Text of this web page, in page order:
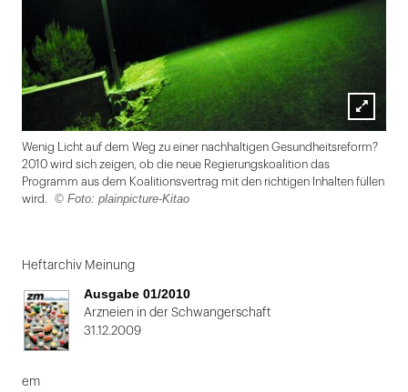
Lightbox
öffnen
Wenig Licht auf dem Weg zu einer nachhaltigen Gesundheitsreform?
2010 wird sich zeigen, ob die neue Regierungskoalition das
Programm aus dem Koalitionsvertrag mit den richtigen Inhalten füllen
wird.
© Foto: plainpicture-Kitao
1
von
2
Heftarchiv Meinung
Ausgabe 01/2010
Arzneien in der Schwangerschaft
31.12.2009
em